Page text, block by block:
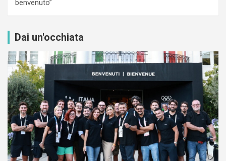
benvenuto”
Dai un'occhiata